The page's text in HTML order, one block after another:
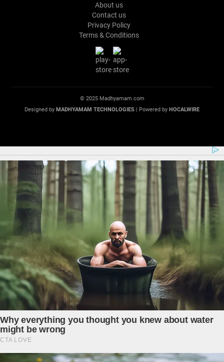
About us
Contact us
Privacy Policy
Terms & Conditions
© 2025 Madhyamam.com
Designed by MADHYAMAM TECHNOLOGIES | Powered by HOCALWIRE